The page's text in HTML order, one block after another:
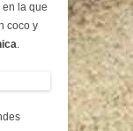
la que
coco y
.